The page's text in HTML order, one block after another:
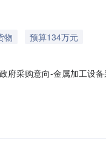
物
预算134万元
府采购意向-金属加工设
采购工作的初步安排，